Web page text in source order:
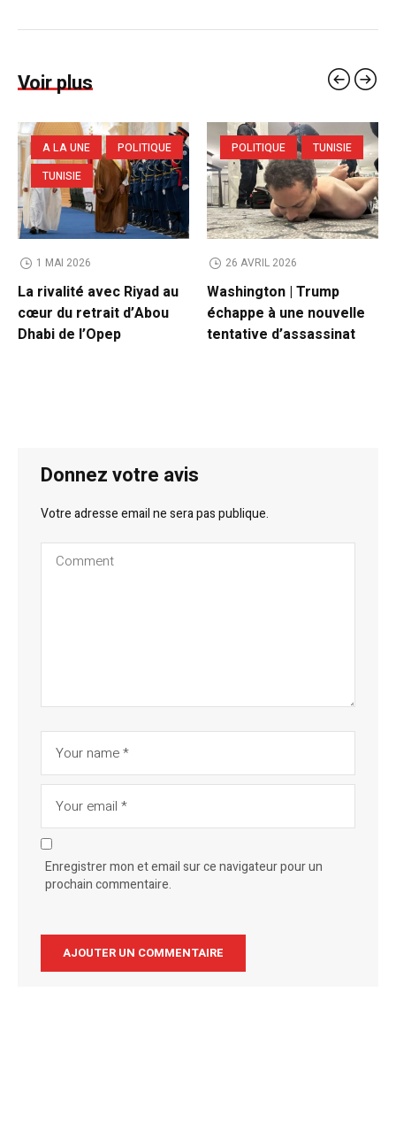
Voir plus
A LA UNE
POLITIQUE
TUNISIE
1 MAI 2026
La rivalité avec Riyad au
cœur du retrait d’Abou
Dhabi de l’Opep
POLITIQUE TUNISIE
26 AVRIL 2026
Washington | Trump
échappe à une nouvelle
tentative d’assassinat
Donnez votre avis
Votre adresse email ne sera pas publique.
Enregistrer mon et email sur ce navigateur pour un
prochain commentaire.